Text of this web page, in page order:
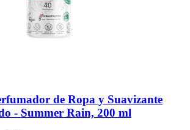
de Ropa y Suavizante
-​ Summer Rain, 200 ml